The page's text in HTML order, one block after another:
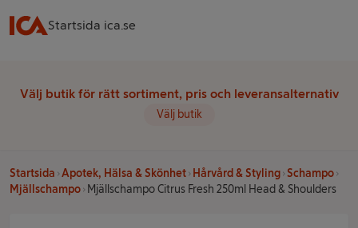
Startsida ica.se
Välj butik för rätt sortiment, pris och leveransalternativ
Välj butik
Startsida Apotek, Hälsa & Skönhet Hårvård & Styling Schampo
Mjällschampo Mjällschampo Citrus Fresh 250ml Head & Shoulders